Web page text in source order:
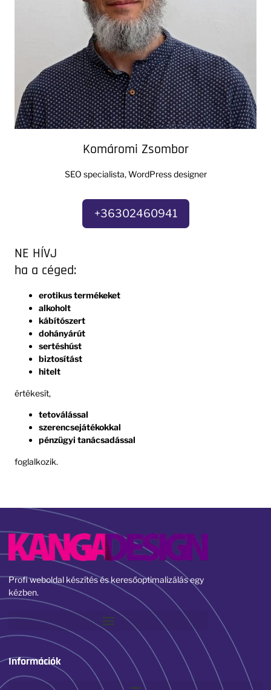
Komáromi Zsombor
SEO specialista, WordPress designer
+36302460941
NE HÍVJ
ha a céged:
erotikus termékeket
alkoholt
kábítószert
dohányárút
sertéshúst
biztosítást
hitelt
értékesít,
tetoválással
szerencsejátékokkal
pénzügyi tanácsadással
foglalkozik.
Profi weboldal készítés és keresőoptimalizálás egy
kézben.
Információk